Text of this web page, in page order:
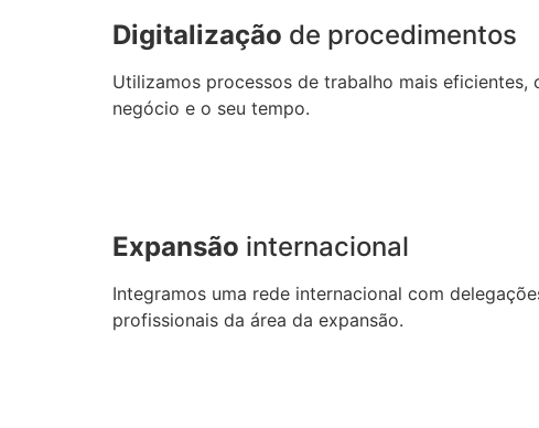
Digitalização de procedimentos
Utilizamos processos de trabalho mais
negócio e o seu tempo.
Expansão internacional
Integramos uma rede internacional com
profissionais da área da expansão.